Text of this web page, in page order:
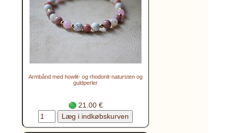
Armbånd med howlit- og rhodonit-natursten og
guldperler
21.00 €